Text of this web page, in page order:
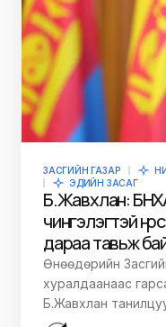
ЗАСГИЙН ГАЗАР
ЭДИЙН ЗАСАГ
Б.Жавхлан:
чингэлэгтэй
дараа тавьж
Өнөөдөрийн
хуралдаанаас
Б.Жавхлан